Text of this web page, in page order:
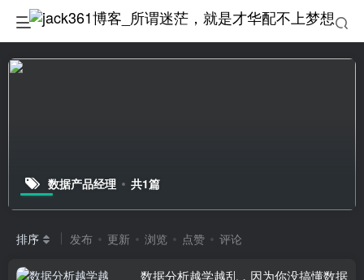
数据产品经理 共1篇
排序 发布 更新 浏览 点赞 评论
数据分析越学越乱，因为你没搞懂数据